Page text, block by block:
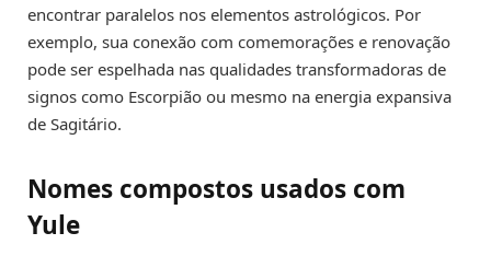
encontrar paralelos nos elementos astrológicos. Por
exemplo, sua conexão com comemorações e renovação
pode ser espelhada nas qualidades transformadoras de
signos como Escorpião ou mesmo na energia expansiva
de Sagitário.
Nomes compostos usados com
Yule